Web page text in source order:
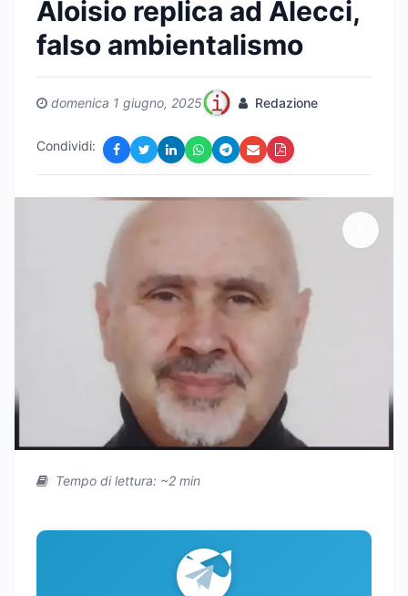
Aloisio replica ad Alecci,
falso ambientalismo
domenica 1 giugno, 2025 Redazione
Condividi:
Tempo di lettura: ~2 min